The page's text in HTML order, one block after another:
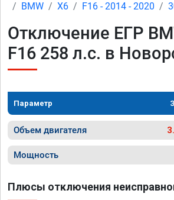
BMW
X6 F16 - 2014 - 2020
Отключение ЕГР
F16 258 л.с. в
Параметр
Объем двигателя
Мощность
Плюсы отключения